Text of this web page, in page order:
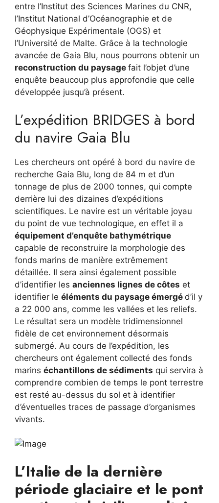
entre l’Institut des Sciences Marines du CNR,
l’Institut National d’Océanographie et de
Géophysique Expérimentale (OGS) et
l’Université de Malte. Grâce à la technologie
avancée de Gaia Blu, nous pourrons obtenir un
reconstruction du paysage fait l’objet d’une
enquête beaucoup plus approfondie que celle
développée jusqu’à présent.
L’expédition BRIDGES à bord
du navire Gaia Blu
Les chercheurs ont opéré à bord du navire de
recherche Gaia Blu, long de 84 m et d’un
tonnage de plus de 2000 tonnes, qui compte
derrière lui des dizaines d’expéditions
scientifiques. Le navire est un véritable joyau
du point de vue technologique, en effet il a
équipement d’enquête bathymétrique
capable de reconstruire la morphologie des
fonds marins de manière extrêmement
détaillée. Il sera ainsi également possible
d’identifier les anciennes lignes de côtes et
identifier le éléments du paysage émergé d’il y
a 22 000 ans, comme les vallées et les reliefs.
Le résultat sera un modèle tridimensionnel
fidèle de cet environnement désormais
submergé. Au cours de l’expédition, les
chercheurs ont également collecté des fonds
marins échantillons de sédiments qui servira à
comprendre combien de temps le pont terrestre
est resté au-dessus du sol et à identifier
d’éventuelles traces de passage d’organismes
vivants.
L’Italie de la dernière
période glaciaire et le pont